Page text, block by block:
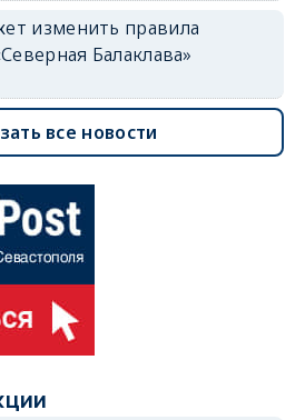
изменить правила
Балаклава»
все новости